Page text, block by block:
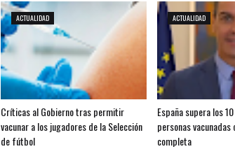
ACTUALIDAD
Críticas al Gobierno tras permitir
vacunar a los jugadores de la Selección
de fútbol
ACTUALIDAD
España supera los
personas vacunadas
completa